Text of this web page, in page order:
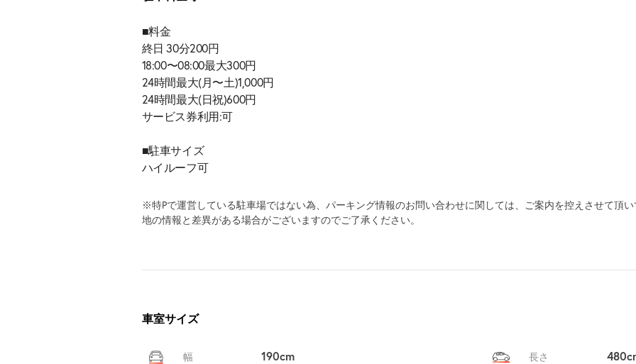
■料金
終日 30分200円
18:00〜08:00最大300円
24時間最大(月〜土)1,000円
24時間最大(日祝)600円
サービス券利用:可
■駐車サイズ
ハイルーフ可
※特Pで運営している駐車場ではない為、パーキング情報のお問い合わせに関しては、ご案内を控えさせて頂
地の情報と差異がある場合がございますのでご了承ください。
車室サイズ
幅 190cm 長さ